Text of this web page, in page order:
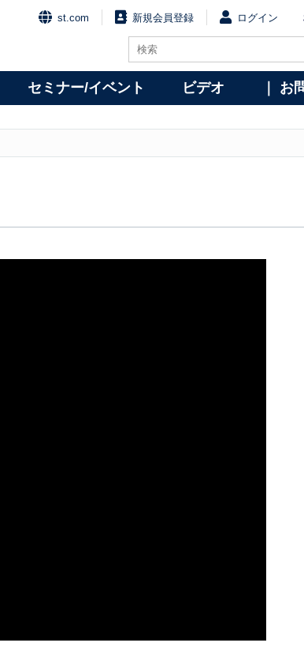
st.com 新規会員登録 ログイン
セミナー/イベント ビデオ ｜ お